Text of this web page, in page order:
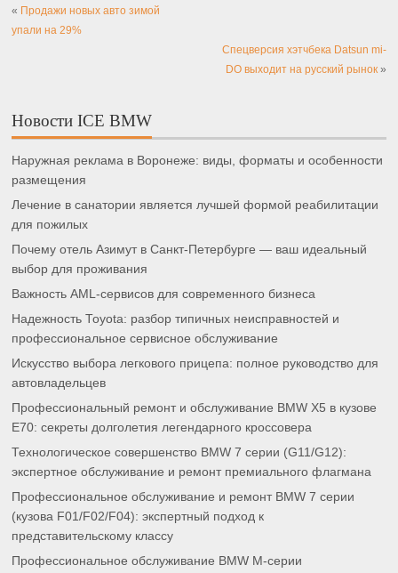
« Продажи новых авто зимой
упали на 29%
Спецверсия хэтчбека Datsun mi-
DO выходит на русский рынок»
Новости ICE BMW
Наружная реклама в Воронеже: виды, форматы и особенности
размещения
Лечение в санатории является лучшей формой реабилитации
для пожилых
Почему отель Азимут в Санкт-Петербурге — ваш идеальный
выбор для проживания
Важность AML-сервисов для современного бизнеса
Надежность Toyota: разбор типичных неисправностей и
профессиональное сервисное обслуживание
Искусство выбора легкового прицепа: полное руководство для
автовладельцев
Профессиональный ремонт и обслуживание BMW X5 в кузове
E70: секреты долголетия легендарного кроссовера
Технологическое совершенство BMW 7 серии (G11/G12):
экспертное обслуживание и ремонт премиального флагмана
Профессиональное обслуживание и ремонт BMW 7 серии
(кузова F01/F02/F04): экспертный подход к
представительскому классу
Профессиональное обслуживание BMW M-серии